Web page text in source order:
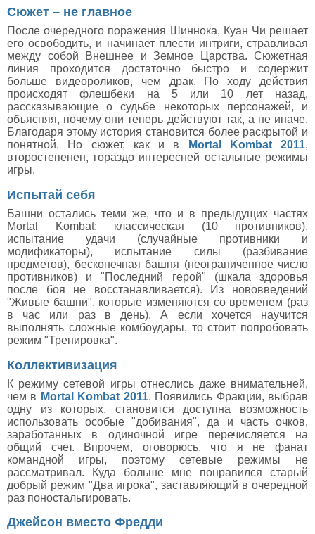
Сюжет – не главное
После очередного поражения Шиннока, Куан Чи решает
его освободить, и начинает плести интриги, стравливая
между собой Внешнее и Земное Царства. Сюжетная
линия проходится достаточно быстро и содержит
больше видеороликов, чем драк. По ходу действия
происходят флешбеки на 5 или 10 лет назад,
рассказывающие о судьбе некоторых персонажей, и
объясняя, почему они теперь действуют так, а не иначе.
Благодаря этому история становится более раскрытой и
понятной. Но сюжет, как и в
Mortal Kombat 2011,
второстепенен, гораздо интересней остальные режимы
игры.
Испытай себя
Башни остались теми же, что и в предыдущих частях
Mortal Kombat: классическая (10 противников),
испытание удачи (случайные противники и
модификаторы), испытание силы (разбивание
предметов), бесконечная башня (неограниченное число
противников) и "Последний герой" (шкала здоровья
после боя не восстанавливается). Из нововведений
"Живые башни", которые изменяются со временем (раз
в час или раз в день). А если хочется научится
выполнять сложные комбоудары, то стоит попробовать
режим "Тренировка".
Коллективизация
К режиму сетевой игры отнеслись даже внимательней,
чем в Mortal Kombat 2011. Появились Фракции, выбрав
одну из которых, становится доступна возможность
использовать особые "добивания", да и часть очков,
заработанных в одиночной игре перечисляется на
общий счет. Впрочем, оговорюсь, что я не фанат
командной игры, поэтому сетевые режимы не
рассматривал. Куда больше мне понравился старый
добрый режим "Два игрока", заставляющий в очередной
раз поностальгировать.
Джейсон вместо Фредди